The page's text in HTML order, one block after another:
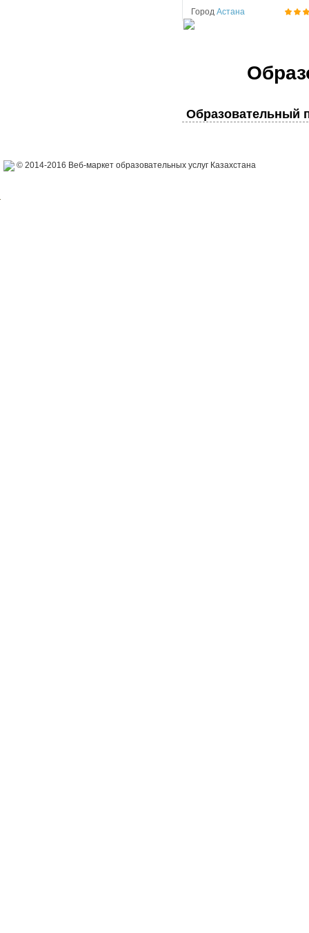
Город Астана
Образовательный
© 2014-2016 Веб-маркет образовательных услуг Казахстана